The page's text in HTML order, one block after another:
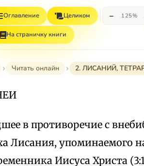
Оглавление Целиком − 125%
На страничку книги
Читать онлайн 2. ЛИСАНИЙ,
в противоречие с
Лисания, упоминаемого
Иисуса Христа